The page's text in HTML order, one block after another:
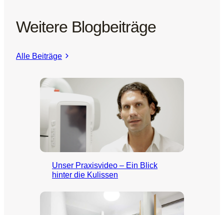
Weitere Blogbeiträge
Alle Beiträge
Unser Praxisvideo – Ein Blick
hinter die Kulissen